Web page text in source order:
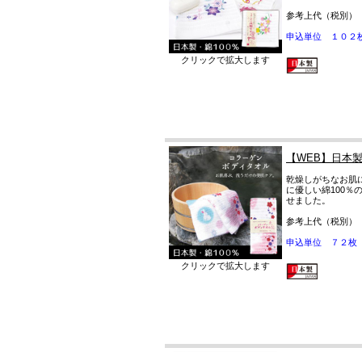
クリックで拡大します
参考上代（税別）
申込単位 １０２
クリックで拡大します
【WEB】日本
乾燥しがちなお肌
に優しい綿100％
せました。
参考上代（税別）
申込単位 ７２枚